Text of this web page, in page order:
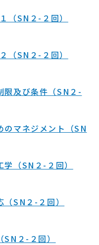
SN２-２回）
SN２-２回）
及び条件（SN２-
マネジメント（SN
（SN２-２回）
SN２-２回）
２-２回）